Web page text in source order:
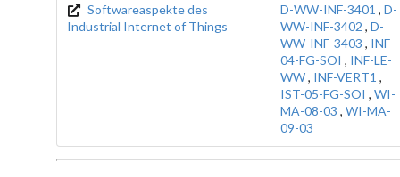
Softwareaspekte des
Industrial Internet of Things
D-WW-INF-3401 , D-
WW-INF-3402 , D-
WW-INF-3403 , INF-
04-FG-SOI , INF-LE-
WW, INF-VERT1 ,
IST-05-FG-SOI , WI-
MA-08-03 , WI-MA-
09-03